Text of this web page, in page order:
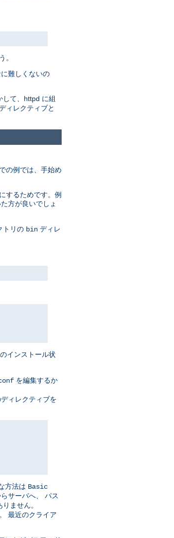
。
難しくないの
て、httpd に組
ィレクティブと
の例では、手始め
するためです。例
方が良いでしょ
トリの bin ディレ
インストール状
を編集するか
ィレクティブを
方法は Basic
サーバへ、 パス
ません。
最近のクライア